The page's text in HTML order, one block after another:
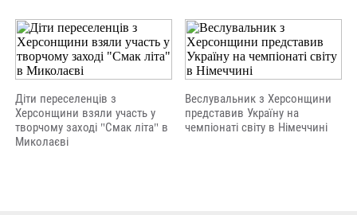
Діти переселенців з
Херсонщини взяли участь у
творчому заході "Смак літа" в
Миколаєві
Веслувальник з Херсонщини
представив Україну на
чемпіонаті світу в Німеччині